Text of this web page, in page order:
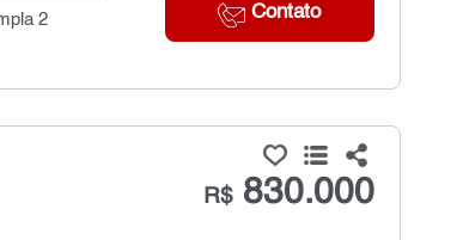
Contato
2
R$830.000